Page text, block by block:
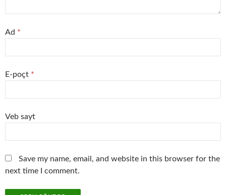
Ad *
E-poçt *
Veb sayt
Save my name, email, and website in this browser for the
next time I comment.